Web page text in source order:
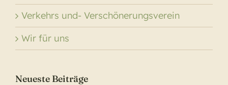
Verkehrs und- Verschönerungsverein
Wir für uns
Neueste Beiträge